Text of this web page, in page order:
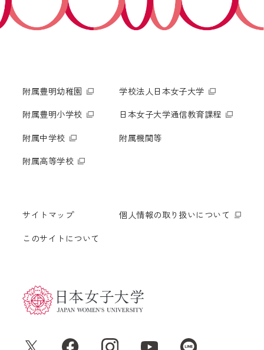
附属豊明幼稚園
附属豊明小学校
附属中学校
附属高等学校
学校法人日本女子大学
日本女子大学通信教育課程
附属機関等
サイトマップ
このサイトについて
個人情報の取り扱いについて